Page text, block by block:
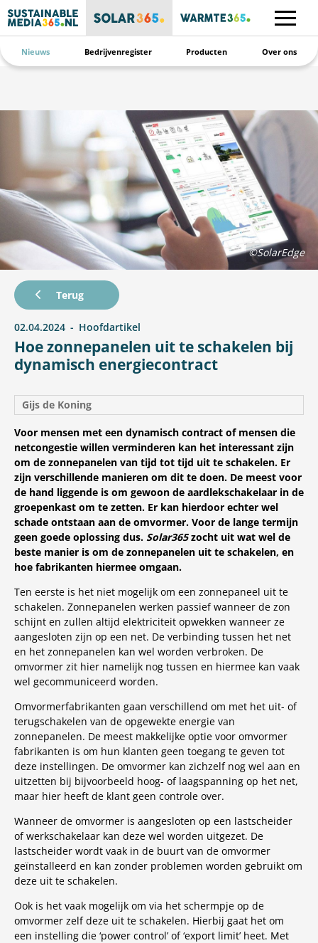
Nieuws Bedrijvenregister Producten Over ons
Hoe zonnepanelen uit te schakelen bij
dynamisch energiecontract
Terug
02.04.2024 Hoofdartikel
Gijs de Koning
©SolarEdge
Voor mensen met een dynamisch contract of mensen die
netcongestie willen verminderen kan het interessant zijn
om de zonnepanelen van tijd tot tijd uit te schakelen. Er
zijn verschillende manieren om dit te doen. De meest voor
de hand liggende is om gewoon de aardlekschakelaar in de
groepenkast om te zetten. Er kan hierdoor echter wel
schade ontstaan aan de omvormer. Voor de lange termijn
geen goede oplossing dus. Solar365zocht uit wat wel de
beste manier is om de zonnepanelen uit te schakelen, en
hoe fabrikanten hiermee omgaan.
Ten eerste is het niet mogelijk om een zonnepaneel uit te
schakelen. Zonnepanelen werken passief wanneer de zon
schijnt en zullen altijd elektriciteit opwekken wanneer ze
aangesloten zijn op een net. De verbinding tussen het net
en het zonnepanelen kan wel worden verbroken. De
omvormer zit hier namelijk nog tussen en hiermee kan vaak
wel gecommuniceerd worden.
Omvormerfabrikanten gaan verschillend om met het uit- of
terugschakelen van de opgewekte energie van
zonnepanelen. De meest makkelijke optie voor omvormer
fabrikanten is om hun klanten geen toegang te geven tot
deze instellingen. De omvormer kan zichzelf nog wel aan en
uitzetten bij bijvoorbeeld hoog- of laagspanning op het net,
maar hier heeft de klant geen controle over.
Wanneer de omvormer is aangesloten op een lastscheider
of werkschakelaar kan deze wel worden uitgezet. De
lastscheider wordt vaak in de buurt van de omvormer
geïnstalleerd en kan zonder problemen worden gebruikt om
deze uit te schakelen.
Ook is het vaak mogelijk om via het schermpje op de
omvormer zelf deze uit te schakelen. Hierbij gaat het om
een instelling die ‘power control’ of ‘export limit’ heet. Met